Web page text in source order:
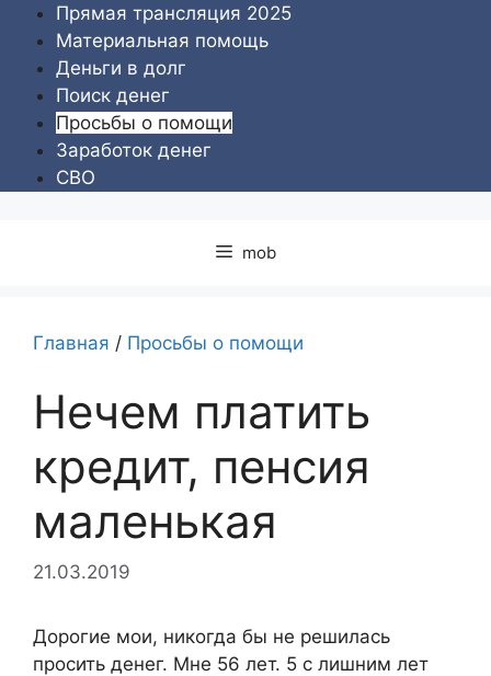
Перейти
содержимому
Прямая трансляция 2025
Материальная помощь
Деньги в долг
Поиск денег
Просьбы о помощи
Заработок денег
СВО
mob
Главная / Просьбы о помощи
Нечем платить
кредит, пенсия
маленькая
21.03.2019
Дорогие мои, никогда бы не решилась
просить денег. Мне 56 лет. 5 с лишним лет